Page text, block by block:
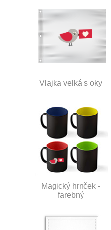
Vlajka velká s oky
Magický hrnček -
farebný